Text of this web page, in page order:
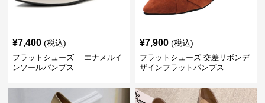
¥7,400 (税込)
フラットシューズ エナメルイ
ンソールパンプス
¥7,900 (税込)
フラットシューズ 交差リボンデ
ザインフラットパンプス